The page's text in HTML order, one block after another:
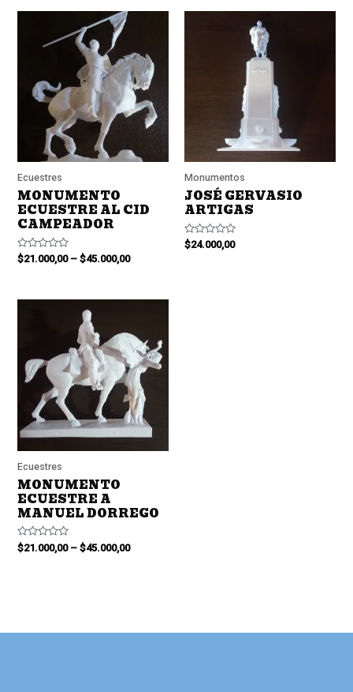
Ecuestres
MONUMENTO
ECUESTRE AL CID
CAMPEADOR
Valorado
en
$21.000,00–$45.000,00
Monumentos
JOSÉ GERVASIO
ARTIGAS
Valorado
en
$24.000,00
Ecuestres
MONUMENTO
ECUESTRE A
MANUEL DORREGO
Valorado
en
$21.000,00–$45.000,00